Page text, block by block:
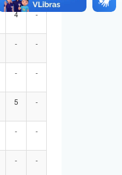
4 -
- -
- -
5 -
- -
- -